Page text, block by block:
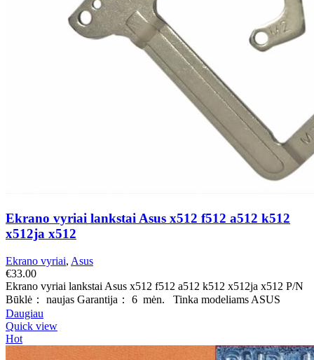
Ekrano vyriai lankstai Asus x512 f512 a512 k512
x512ja x512
Ekrano vyriai, Asus
€33.00
Ekrano vyriai lankstai Asus x512 f512 a512 k512 x512ja x512 P/N
Būklė： naujas Garantija： 6 mėn. Tinka modeliams ASUS
Daugiau
Quick view
Hot